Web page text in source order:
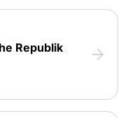
Republik